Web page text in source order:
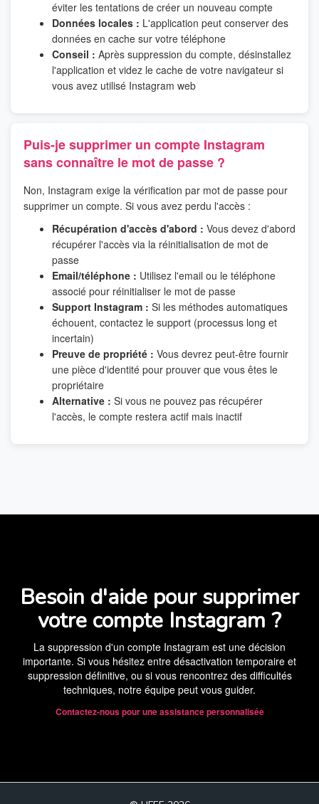
éviter les tentations de créer un nouveau compte
Données locales : L'application peut conserver des
données en cache sur votre téléphone
Conseil : Après suppression du compte, désinstallez
l'application et videz le cache de votre navigateur si
vous avez utilisé Instagram web
Puis-je supprimer un compte Instagram
sans connaître le mot de passe ?
Non, Instagram exige la vérification par mot de passe pour
supprimer un compte. Si vous avez perdu l'accès :
Récupération d'accès d'abord : Vous devez d'abord
récupérer l'accès via la réinitialisation de mot de
passe
Email/téléphone : Utilisez l'email ou le téléphone
associé pour réinitialiser le mot de passe
Support Instagram : Si les méthodes automatiques
échouent, contactez le support (processus long et
incertain)
Preuve de propriété : Vous devrez peut-être fournir
une pièce d'identité pour prouver que vous êtes le
propriétaire
Alternative : Si vous ne pouvez pas récupérer
l'accès, le compte restera actif mais inactif
Besoin d'aide pour supprimer
votre compte Instagram ?
La suppression d'un compte Instagram est une décision
importante. Si vous hésitez entre désactivation temporaire et
suppression définitive, ou si vous rencontrez des difficultés
techniques, notre équipe peut vous guider.
Contactez-nous pour une assistance personnalisée